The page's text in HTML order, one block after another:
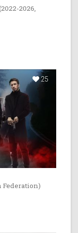
2026,
25
Federation)